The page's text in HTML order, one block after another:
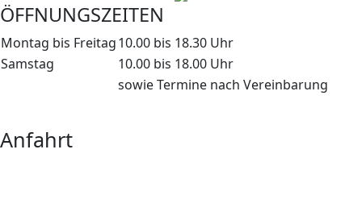
ÖFFNUNGSZEITEN
Montag bis Freitag10.00 bis 18.30 Uhr
Samstag
10.00 bis 18.00 Uhr
sowie Termine nach Vereinbarung
Anfahrt